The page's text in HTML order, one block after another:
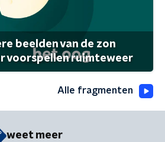
beelden van de zon
voorspellen ruimteweer
Alle fragmenten
weet meer